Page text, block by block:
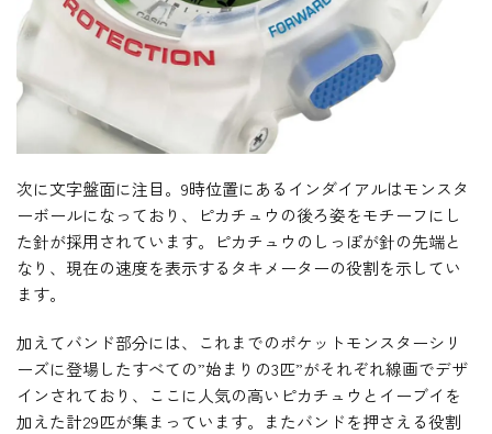
次に文字盤面に注目。9時位置にあるインダイアルはモンスタ
ーボールになっており、ピカチュウの後ろ姿をモチーフにし
た針が採用されています。ピカチュウのしっぽが針の先端と
なり、現在の速度を表示するタキメーターの役割を示してい
ます。
加えてバンド部分には、これまでのポケットモンスターシリ
ーズに登場したすべての”始まりの3匹”がそれぞれ線画でデザ
インされており、ここに人気の高いピカチュウとイーブイを
加えた計29匹が集まっています。またバンドを押さえる役割